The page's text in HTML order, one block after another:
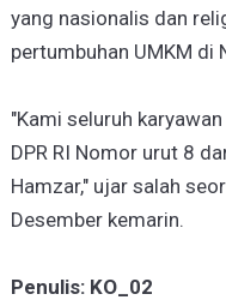
yang nasionalis dan
pertumbuhan UMKM di
"Kami seluruh
DPR RI Nomor urut 8
Hamzar," ujar salah
Desember kemarin.
Penulis: KO_02